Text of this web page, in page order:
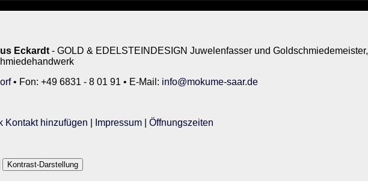
Eckardt - GOLD & EDELSTEINDESIGN Juwelenfasser und Goldschmiedemeister,
• Fon: +49 6831 - 8 01 91 • E-Mail: info@mokume-saar.de
Kontakt hinzufügen Impressum Öffnungszeiten
Kontrast-Darstellung